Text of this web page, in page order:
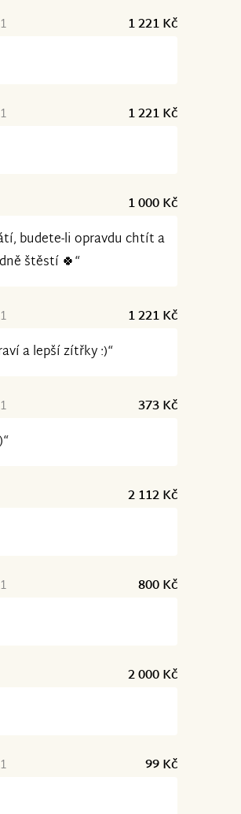
1 221 Kč
1 221 Kč
1 000 Kč
budete-li opravdu chtít a
štěstí 🍀“
1 221 Kč
a lepší zítřky :)“
373 Kč
2 112 Kč
800 Kč
2 000 Kč
99 Kč